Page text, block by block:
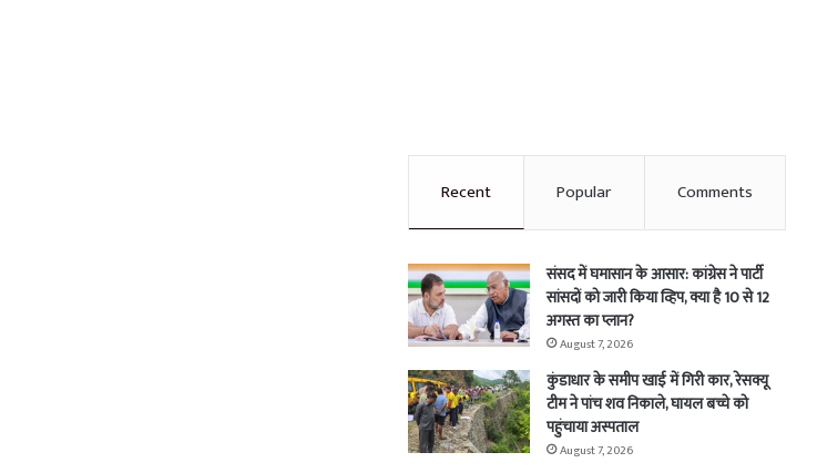
Recent Popular Comments
संसद में घमासान के आसार: कांग्रेस ने पार्टी
सांसदों को जारी किया व्हिप, क्या है 10 से 12
अगस्त का प्लान?
August 7, 2026
कुंडाधार के समीप खाई में गिरी कार, रेसक्यू
टीम ने पांच शव निकाले, घायल बच्चे को
पहुंचाया अस्पताल
August 7, 2026